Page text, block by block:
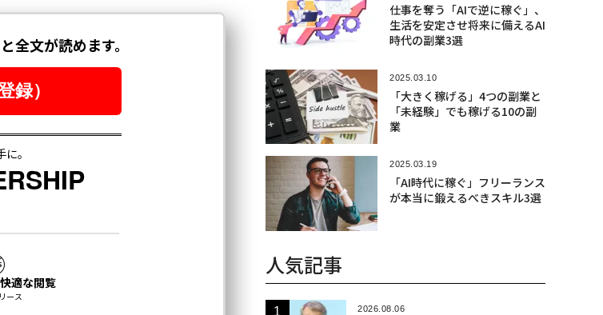
仕事を奪う「AIで逆に稼ぐ」、
生活を安定させ将来に備えるAI
時代の副業3選
2025.03.10
「大きく稼げる」4つの副業と
「未経験」でも稼げる10の副
業
2025.03.19
「AI時代に稼ぐ」フリーランス
が本当に鍛えるべきスキル3選
人気記事
2026.08.06